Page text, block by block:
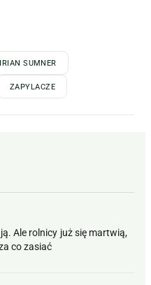
SUMNER
ZAPYLACZE
Ale rolnicy już się martwią,
co zasiać